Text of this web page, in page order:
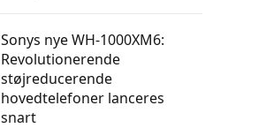
Sonys nye WH-1000XM6:
Revolutionerende
støjreducerende
hovedtelefoner lanceres
snart